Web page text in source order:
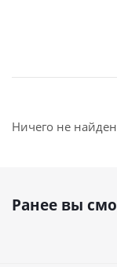
Ничего не
Ранее вы